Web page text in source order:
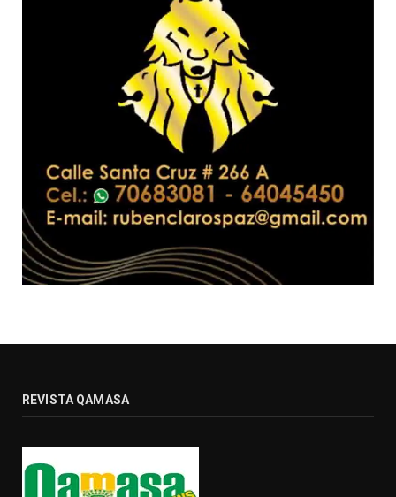
REVISTA QAMASA